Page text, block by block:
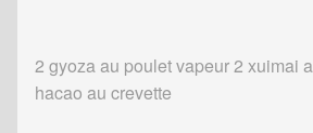
2 gyoza au poulet vapeur 2 xuimai
hacao au crevette